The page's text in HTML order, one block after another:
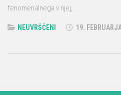
fenomenalnega v njej,...
NEUVRŠČENI 19.